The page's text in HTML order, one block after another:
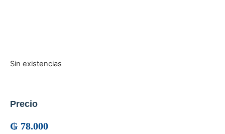
Sin existencias
Precio
₲ 78.000